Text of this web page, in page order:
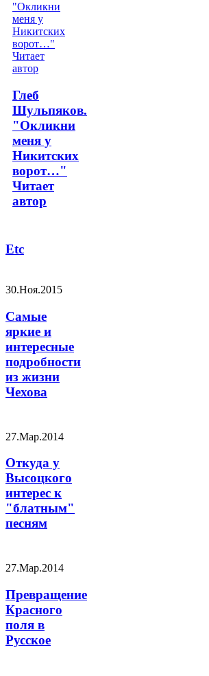
Глеб
Шульпяков.
"Окликни
меня у
Никитских
ворот…"
Читает
автор
Etc
30.Ноя.2015
Самые
яркие и
интересные
подробности
из жизни
Чехова
27.Мар.2014
Откуда у
Высоцкого
интерес к
"блатным"
песням
27.Мар.2014
Превращение
Красного
поля в
Русское